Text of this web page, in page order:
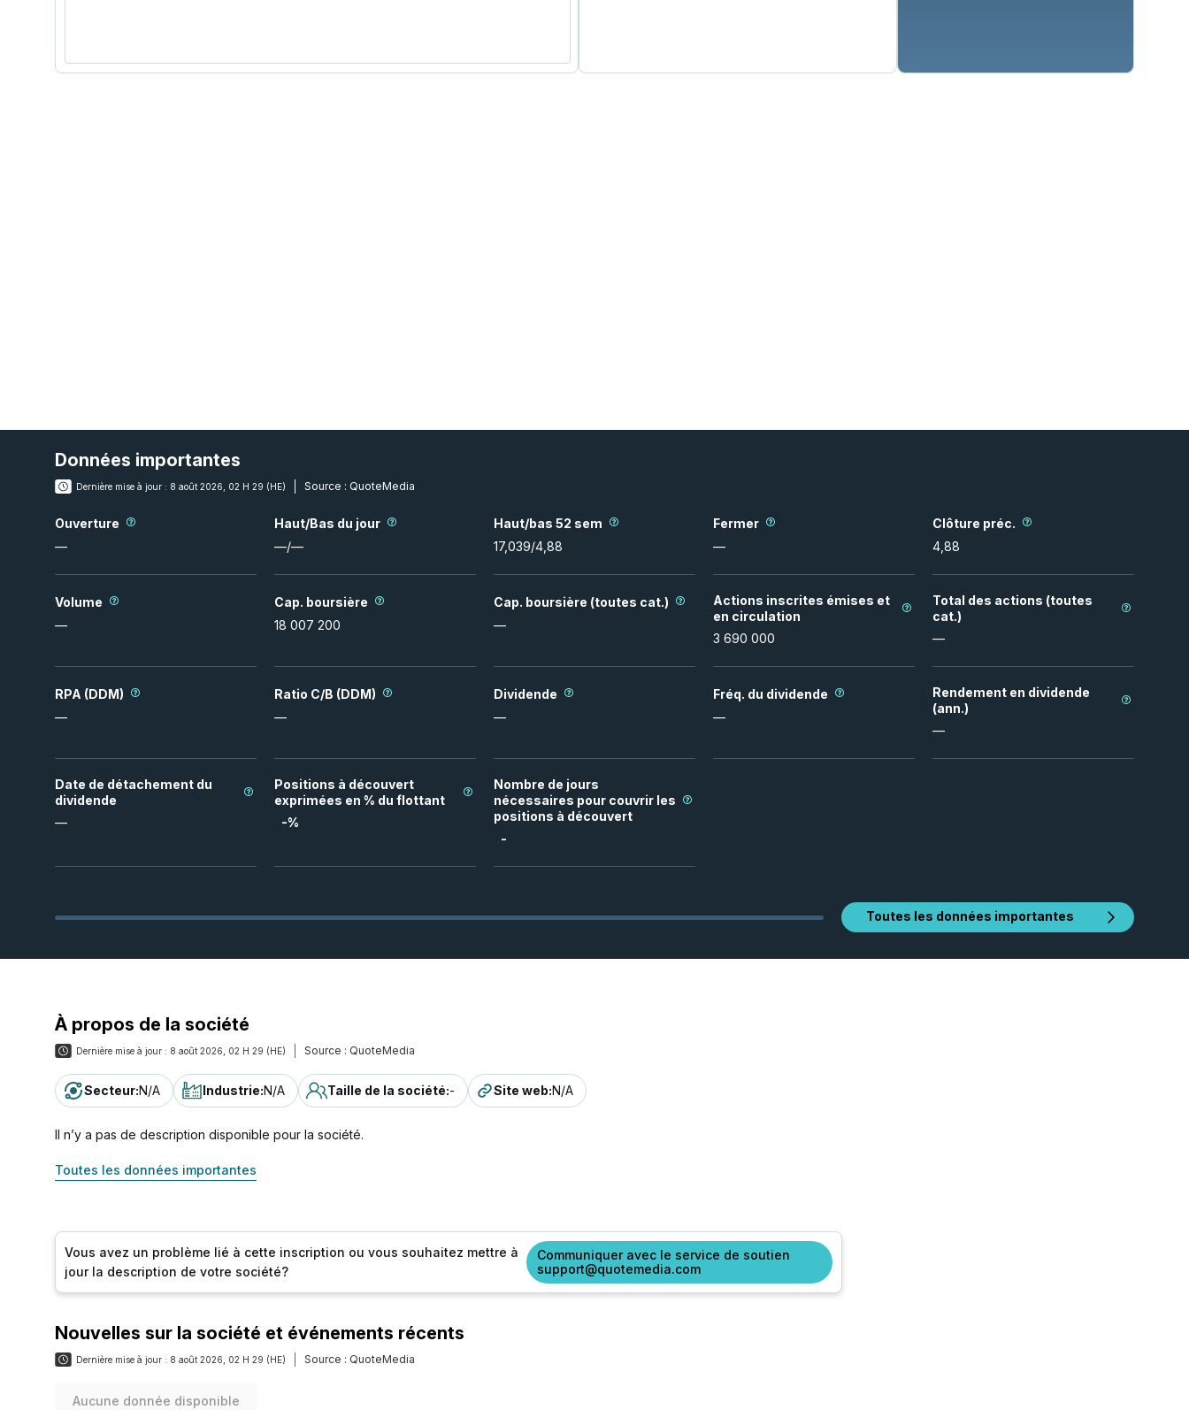
Données importantes
Dernière mise à jour : 8 août 2026, 02 H 29 (HE) Source : QuoteMedia
Ouverture
—
Haut/Bas du jour
—/—
Haut/bas 52 sem
17,039/4,88
Fermer
—
Clôture préc.
4,88
Volume
—
Cap. boursière
18 007 200
Cap. boursière (toutes cat.)
—
Actions inscrites émises et
en circulation
3 690 000
Total des actions (toutes
cat.)
—
RPA (DDM)
—
Ratio C/B (DDM)
—
Dividende
—
Fréq. du dividende
—
Rendement en dividende
(ann.)
—
Date de détachement du
dividende
—
Positions à découvert
exprimées en % du flottant
-%
Nombre de jours
nécessaires pour couvrir les
positions à découvert
-
Toutes les données importantes
À propos de la société
Dernière mise à jour : 8 août 2026, 02 H 29 (HE) Source : QuoteMedia
Secteur:N/A Industrie:N/A Taille de la société:- Site web:N/A
Il n’y a pas de description disponible pour la société.
Toutes les données importantes
Vous avez un problème lié à cette inscription ou vous souhaitez mettre à
jour la description de votre société?
Communiquer avec le service de soutien
support@quotemedia.com
Nouvelles sur la société et événements récents
Dernière mise à jour : 8 août 2026, 02 H 29 (HE) Source : QuoteMedia
Aucune donnée disponible